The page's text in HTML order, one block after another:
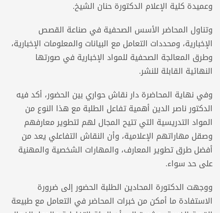
وعميدة كلية الإعلام الدكتورة حنان الشيخ.
وتناول المحاضر الأسس الصحفية في صناعة القصص
الإخبارية، ومحددات التعامل مع البيانات والمعلومات الإخبارية،
وطرق المعالجة الصحفية للمواد الإخبارية في صورتها
النهائية القابلة للنشر.
وفي نهاية المحاضرة دار نقاش حواري بين الحضور، أكد فيه
الدكتور ناصر الدين أهمية تفاعل الطلبة مع هذا النوع من
المواد التدريسية التي تتيح المجال لهم لتطوير معارفهم
وصقل مهاراتهم الإعلامية، وأن النقاش التفاعلي يعد من
أفضل طرق تطوير المعارف، والمهارات الشخصية والمهنية
على حد سواء.
ووجهت الدكتورة المحادين الطلبة الحضور إلى ضرورة
الاستفادة ما أمكن من خبرات المحاضر في التعامل مع طبيعة